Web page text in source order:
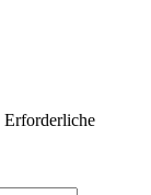
Erforderliche